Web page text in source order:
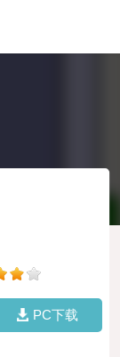
PC下载